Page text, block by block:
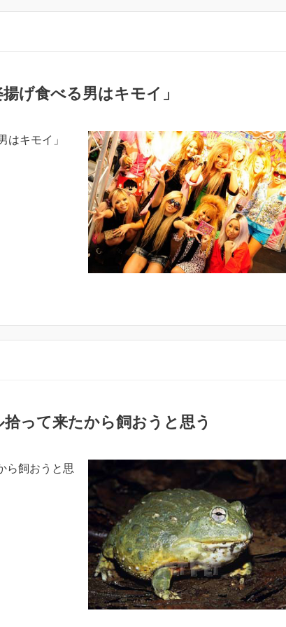
げ食べる男はキモイ」
はキモイ」
って来たから飼おうと思う
ら飼おうと思